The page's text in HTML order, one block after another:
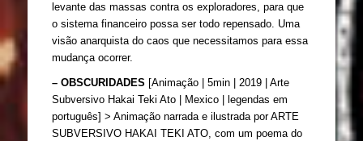
levante das massas contra os exploradores, para que
o sistema financeiro possa ser todo repensado. Uma
visão anarquista do caos que necessitamos para essa
mudança ocorrer.
– OBSCURIDADES [Animação | 5min | 2019 | Arte
Subversivo Hakai Teki Ato | Mexico | legendas em
português] > Animação narrada e ilustrada por ARTE
SUBVERSIVO HAKAI TEKI ATO, com um poema do